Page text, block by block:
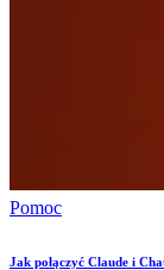
Pomoc
Jak połączyć Claude i